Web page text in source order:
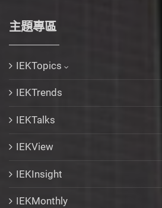
主題專區
IEKTopics
IEKTrends
IEKTalks
IEKView
IEKInsight
IEKMonthly